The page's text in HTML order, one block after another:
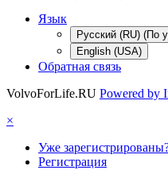
Язык
Русский (RU) (По
English (USA)
Обратная связь
VolvoForLife.RU Powered by
×
Уже
Регистрация